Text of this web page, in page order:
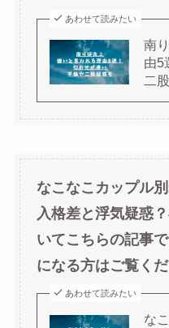
あわせて読みたい
南
由5
二
なこなこカップル
入格差と浮気疑惑
いてこちらの記事
になる方はご覧くだ
あわせて読みたい
な